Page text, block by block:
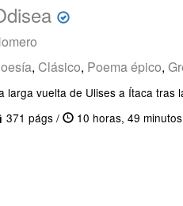
, Clásico, Poema épico,
larga vuelta de Ulises a Ítaca tras
371 págs /
10 horas, 49 minutos